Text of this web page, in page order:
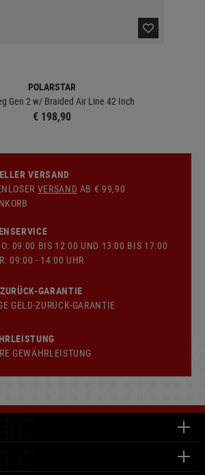
POLARSTAR
Gen 2 w/ Braided Air Line 42 Inch
€ 198,90
VERSAND
VERSAND AB € 99,90
09:00 BIS 12:00 UND 13:00 BIS 17:00
09:00 - 14:00 UHR
GARANTIE
GELD-ZURÜCK-GARANTIE
GEWÄHRLEISTUNG